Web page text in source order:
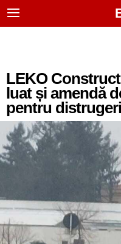
LEKO
luat și amendă
pentru